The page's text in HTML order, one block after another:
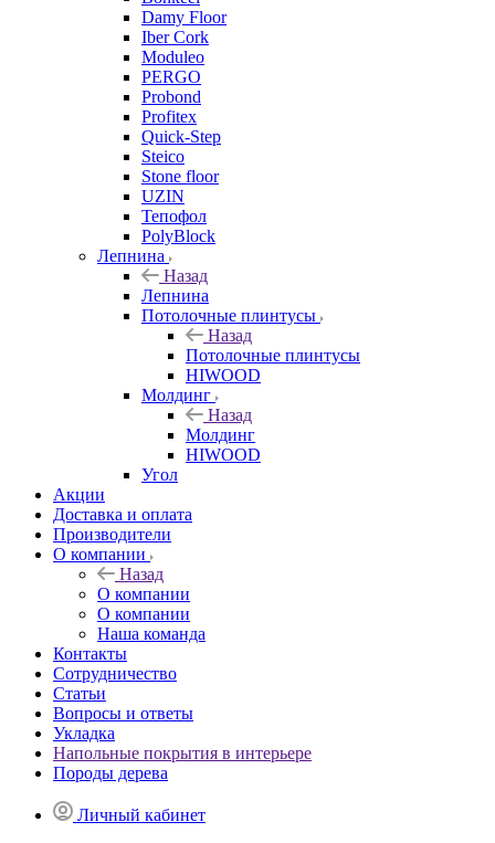
Damy Floor
Iber Cork
Moduleo
PERGO
Probond
Profitex
Quick-Step
Steico
Stone floor
UZIN
Тепофол
PolyBlock
Лепнина
Назад
Лепнина
Потолочные плинтусы
Назад
Потолочные плинтусы
HIWOOD
Молдинг
Назад
Молдинг
HIWOOD
Угол
Акции
Доставка и оплата
Производители
О компании
Назад
О компании
О компании
Наша команда
Контакты
Сотрудничество
Статьи
Вопросы и ответы
Укладка
Напольные покрытия в интерьере
Породы дерева
Личный кабинет